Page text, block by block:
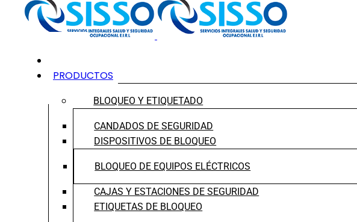
PRODUCTOS
BLOQUEO Y ETIQUETADO
CANDADOS DE SEGURIDAD
DISPOSITIVOS DE BLOQUEO
BLOQUEO DE EQUIPOS ELÉCTRICOS
CAJAS Y ESTACIONES DE SEGURIDAD
ETIQUETAS DE BLOQUEO